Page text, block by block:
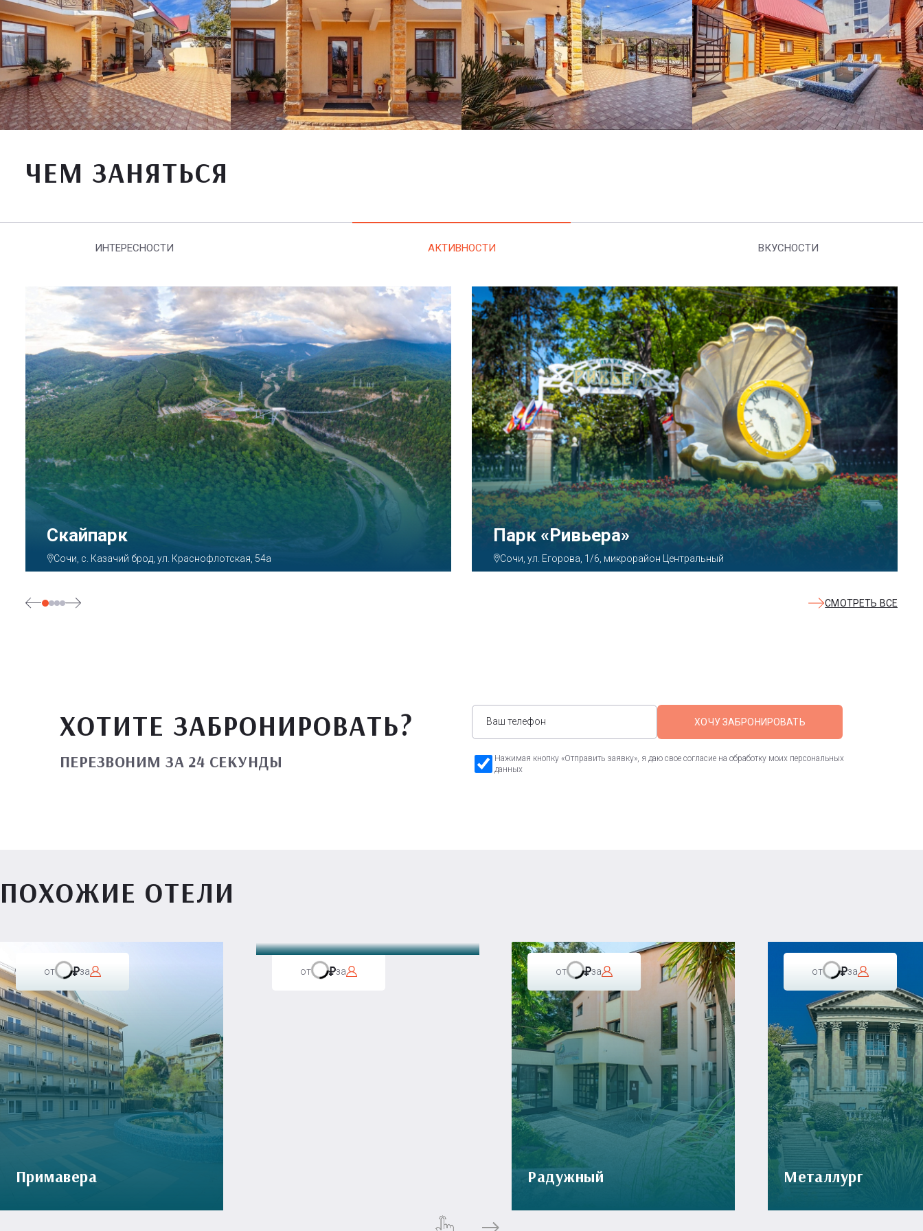
ЧЕМ ЗАНЯТЬСЯ
ИНТЕРЕСНОСТИ АКТИВНОСТИ ВКУСНОСТИ
Парк «Ривьера»
Сочи, ул. Егорова, 1/6, микрорайон Центральный
Аквапарк «АКВАЛОО»
Сочи, ул. Декабристов, 78б
СМОТРЕТЬ ВСЕ
ХОТИТЕ ЗАБРОНИРОВАТЬ?
ПЕРЕЗВОНИМ ЗА 24 СЕКУНДЫ
ХОЧУ ЗАБРОНИРОВАТЬ
Нажимая кнопку «Отправить заявку», я даю свое согласие на обработку моих персональных
данных
ПОХОЖИЕ ОТЕЛИ
от за
Примавера
от за от за
Радужный
от за
Металлург